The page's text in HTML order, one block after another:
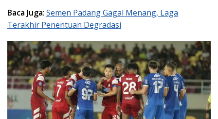
Baca Juga: Semen Padang Gagal Menang, Laga
Terakhir Penentuan Degradasi